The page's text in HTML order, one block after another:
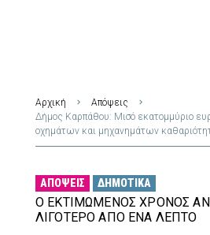
Αρχική
Απόψεις
Δήμος Καρπάθου: Μισό εκατομμύριο
οχημάτων και μηχανημάτων
ΑΠΌΨΕΙΣ ΔΗΜΟΤΙΚΆ
Ο ΕΚΤΙΜΏΜΕΝΟΣ ΧΡΌΝΟΣ
ΛΙΓΌΤΕΡΟ ΑΠΌ ΈΝΑ ΛΕΠΤΌ